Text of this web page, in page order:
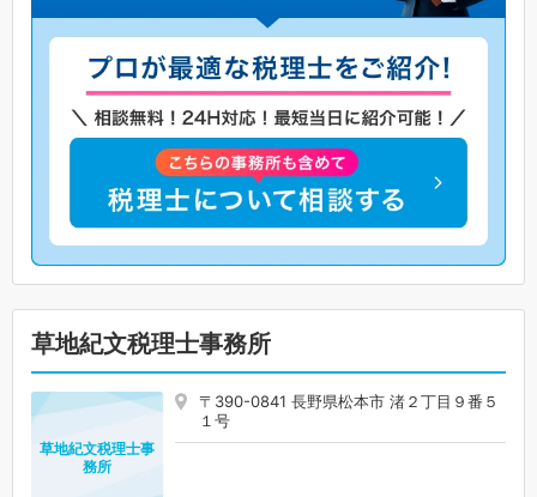
草地紀文税理士事務所
〒390-0841 長野県松本市 渚２丁目９番５
１号
草地紀文税理士事
務所